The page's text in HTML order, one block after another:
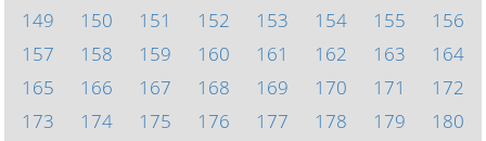
149
150 151 152 153 154 155
156
157
158 159 160 161 162 163
164
165
166 167 168 169 170 171
172
173
174 175 176 177 178 179
180